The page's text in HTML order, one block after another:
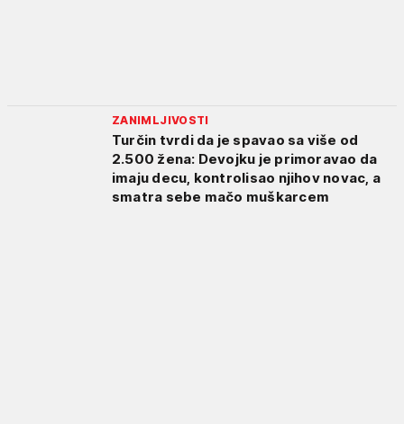
ZANIMLJIVOSTI
Turčin tvrdi da je spavao sa više od
2.500 žena: Devojku je primoravao da
imaju decu, kontrolisao njihov novac, a
smatra sebe mačo muškarcem